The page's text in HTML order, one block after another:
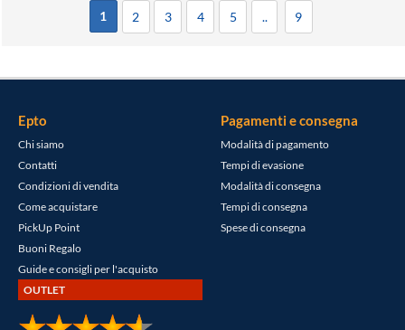
1 2 3 4 5 .. 9
Epto
Chi siamo
Contatti
Condizioni di vendita
Come acquistare
PickUp Point
Buoni Regalo
Guide e consigli per l'acquisto
OUTLET
Pagamenti e consegna
Modalità di pagamento
Tempi di evasione
Modalità di consegna
Tempi di consegna
Spese di consegna